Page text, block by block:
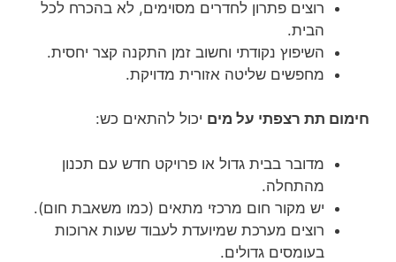
רוצים פתרון לחדרים מסוימים, לא בהכרח לכל
הבית.
השיפוץ נקודתי וחשוב זמן התקנה קצר יחסית.
מחפשים שליטה אזורית מדויקת.
חימום תת רצפתי על מים יכול להתאים כש:
מדובר בבית גדול או פרויקט חדש עם תכנון
מהתחלה.
יש מקור חום מרכזי מתאים (כמו משאבת חום).
רוצים מערכת שמיועדת לעבוד שעות ארוכות
בעומסים גדולים.